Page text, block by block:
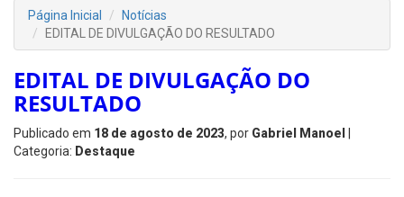
Página Inicial
Notícias
EDITAL DE DIVULGAÇÃO DO RESULTADO
EDITAL DE DIVULGAÇÃO DO
RESULTADO
Publicado em 18 de agosto de 2023, por Gabriel Manoel
Categoria: Destaque